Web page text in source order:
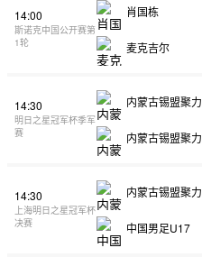
14:00
斯诺克中国公开赛第
1轮
肖国栋
麦克吉尔
14:30
明日之星冠军杯季军
赛
内蒙古锡盟聚力
内蒙古锡盟聚力
14:30
上海明日之星冠军杯
决赛
内蒙古锡盟聚力
中国男足U17